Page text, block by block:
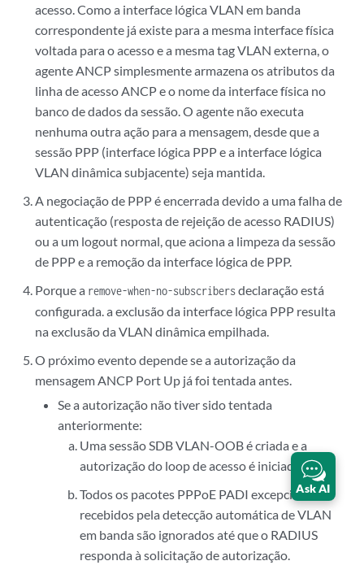
acesso. Como a interface lógica VLAN em banda
correspondente já existe para a mesma interface física
voltada para o acesso e a mesma tag VLAN externa, o
agente ANCP simplesmente armazena os atributos da
linha de acesso ANCP e o nome da interface física no
banco de dados da sessão. O agente não executa
nenhuma outra ação para a mensagem, desde que a
sessão PPP (interface lógica PPP e a interface lógica
VLAN dinâmica subjacente) seja mantida.
A negociação de PPP é encerrada devido a uma falha de
autenticação (resposta de rejeição de acesso RADIUS)
ou a um logout normal, que aciona a limpeza da sessão
de PPP e a remoção da interface lógica de PPP.
Porque a remove-when-no-subscribersdeclaração está
configurada. a exclusão da interface lógica PPP resulta
na exclusão da VLAN dinâmica empilhada.
O próximo evento depende se a autorização da
mensagem ANCP Port Up já foi tentada antes.
Se a autorização não tiver sido tentada
anteriormente:
Uma sessão SDB VLAN-OOB é criada e a
autorização do loop de acesso é iniciada.
Todos os pacotes PPPoE PADI excepcionais
recebidos pela detecção automática de VLAN
em banda são ignorados até que o RADIUS
responda à solicitação de autorização.
Ask AI